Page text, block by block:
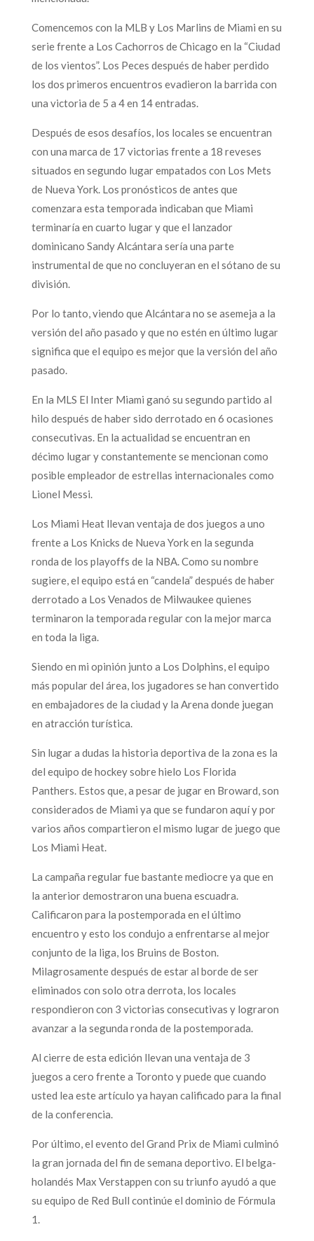
Comencemos con la MLB y Los Marlins de Miami en su
serie frente a Los Cachorros de Chicago en la “Ciudad
de los vientos”. Los Peces después de haber perdido
los dos primeros encuentros evadieron la barrida con
una victoria de 5 a 4 en 14 entradas.
Después de esos desafíos, los locales se encuentran
con una marca de 17 victorias frente a 18 reveses
situados en segundo lugar empatados con Los Mets
de Nueva York. Los pronósticos de antes que
comenzara esta temporada indicaban que Miami
terminaría en cuarto lugar y que el lanzador
dominicano Sandy Alcántara sería una parte
instrumental de que no concluyeran en el sótano de su
división.
Por lo tanto, viendo que Alcántara no se asemeja a la
versión del año pasado y que no estén en último lugar
significa que el equipo es mejor que la versión del año
pasado.
En la MLS El Inter Miami ganó su segundo partido al
hilo después de haber sido derrotado en 6 ocasiones
consecutivas. En la actualidad se encuentran en
décimo lugar y constantemente se mencionan como
posible empleador de estrellas internacionales como
Lionel Messi.
Los Miami Heat llevan ventaja de dos juegos a uno
frente a Los Knicks de Nueva York en la segunda
ronda de los playoffs de la NBA. Como su nombre
sugiere, el equipo está en “candela” después de haber
derrotado a Los Venados de Milwaukee quienes
terminaron la temporada regular con la mejor marca
en toda la liga.
Siendo en mi opinión junto a Los Dolphins, el equipo
más popular del área, los jugadores se han convertido
en embajadores de la ciudad y la Arena donde juegan
en atracción turística.
Sin lugar a dudas la historia deportiva de la zona es la
del equipo de hockey sobre hielo Los Florida
Panthers. Estos que, a pesar de jugar en Broward, son
considerados de Miami ya que se fundaron aquí y por
varios años compartieron el mismo lugar de juego que
Los Miami Heat.
La campaña regular fue bastante mediocre ya que en
la anterior demostraron una buena escuadra.
Calificaron para la postemporada en el último
encuentro y esto los condujo a enfrentarse al mejor
conjunto de la liga, los Bruins de Boston.
Milagrosamente después de estar al borde de ser
eliminados con solo otra derrota, los locales
respondieron con 3 victorias consecutivas y lograron
avanzar a la segunda ronda de la postemporada.
Al cierre de esta edición llevan una ventaja de 3
juegos a cero frente a Toronto y puede que cuando
usted lea este artículo ya hayan calificado para la final
de la conferencia.
Por último, el evento del Grand Prix de Miami culminó
la gran jornada del fin de semana deportivo. El belga-
holandés Max Verstappen con su triunfo ayudó a que
su equipo de Red Bull continúe el dominio de Fórmula
1.